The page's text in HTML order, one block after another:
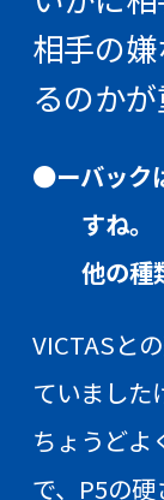
相手の
るのか
●ーバック
すね。
他の種
VICTASと
ていました
ちょうどよ
で、P5の硬